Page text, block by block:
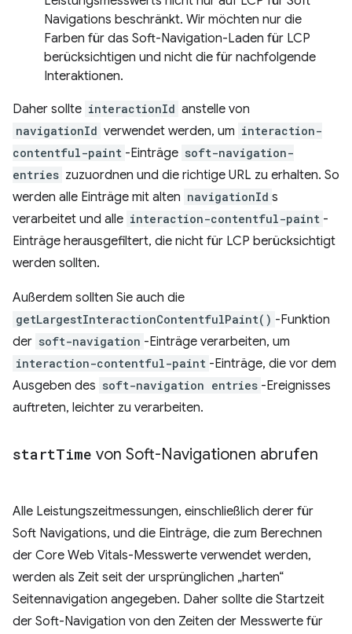
Navigations beschränkt. Wir möchten nur die
Farben für das Soft-Navigation-Laden für LCP
berücksichtigen und nicht die für nachfolgende
Interaktionen.
Daher sollte interactionId anstelle von
navigationId verwendet werden, um interaction-
contentful-paint -Einträge soft-navigation-
entries zuzuordnen und die richtige URL zu erhalten. So
werden alle Einträge mit alten navigationId s
verarbeitet und alle interaction-contentful-paint -
Einträge herausgefiltert, die nicht für LCP berücksichtigt
werden sollten.
Außerdem sollten Sie auch die
getLargestInteractionContentfulPaint() -Funktion
der soft-navigation -Einträge verarbeiten, um
interaction-contentful-paint -Einträge, die vor dem
Ausgeben des soft-navigation entries -Ereignisses
auftreten, leichter zu verarbeiten.
startTime von Soft-Navigationen abrufen
Alle Leistungszeitmessungen, einschließlich derer für
Soft Navigations, und die Einträge, die zum Berechnen
der Core Web Vitals-Messwerte verwendet werden,
werden als Zeit seit der ursprünglichen „harten“
Seitennavigation angegeben. Daher sollte die Startzeit
der Soft-Navigation von den Zeiten der Messwerte für